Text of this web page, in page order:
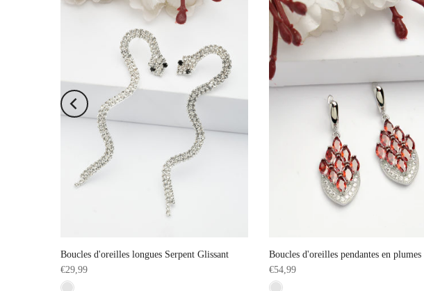
Boucles d'oreilles longues Serpent Glissant
€29,99
Boucles d'oreilles pendantes en plumes
€54,99